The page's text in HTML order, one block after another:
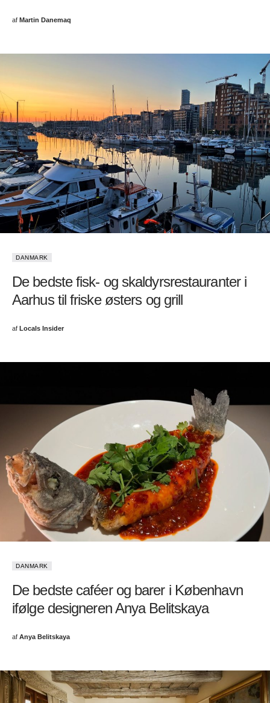
af Martin Danemaq
DANMARK
De bedste fisk- og skaldyrsrestauranter i
Aarhus til friske østers og grill
af Locals Insider
DANMARK
De bedste caféer og barer i København
ifølge designeren Anya Belitskaya
af Anya Belitskaya